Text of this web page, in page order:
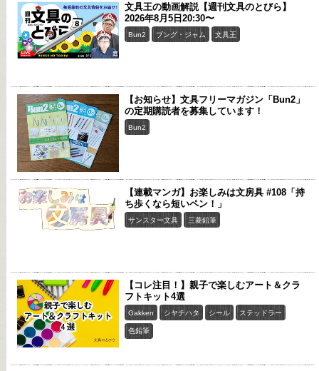
文具王の動画解説【週刊文具のとびら】
2026年8月5日20:30〜
Bun2 ブング・ジャム 文具王
【お知らせ】文具フリーマガジン「Bun2」
の定期購読者を募集しています！
Bun2
【連載マンガ】お楽しみは文房具 #108「持
ち歩くなら短いペン！」
サンスター文具 三菱鉛筆
【コレ注目！】親子で楽しむアート＆クラ
フトキット4選
Gakken シヤチハタ シール ステッドラー
色鉛筆